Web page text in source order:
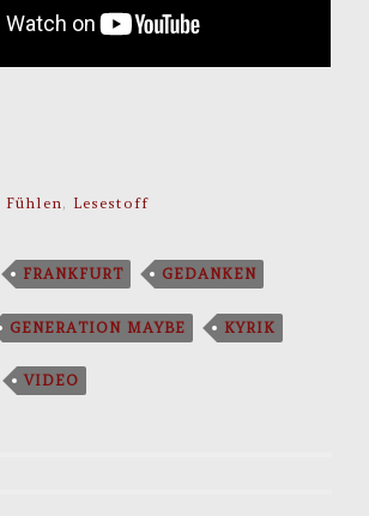
Fühlen Lesestoff
FRANKFURT GEDANKEN
GENERATION MAYBE KYRIK
VIDEO